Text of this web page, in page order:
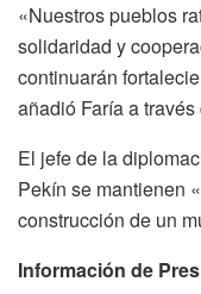
«Nuestros pueblos
solidaridad y
continuarán
añadió Faría a través
El jefe de la
Pekín se mantienen
construcción de un
Información de